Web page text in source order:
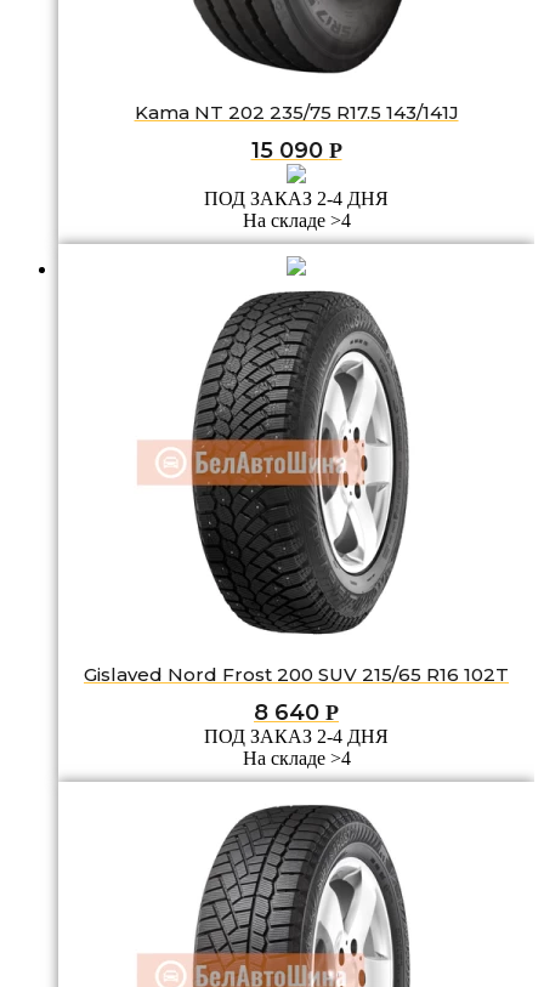
Kama NT 202 235/75 R17.5 143/141J
15 090 Р
ПОД ЗАКАЗ 2-4 ДНЯ
На складе >4
Gislaved Nord Frost 200 SUV 215/65 R16 102T
8 640 Р
ПОД ЗАКАЗ 2-4 ДНЯ
На складе >4